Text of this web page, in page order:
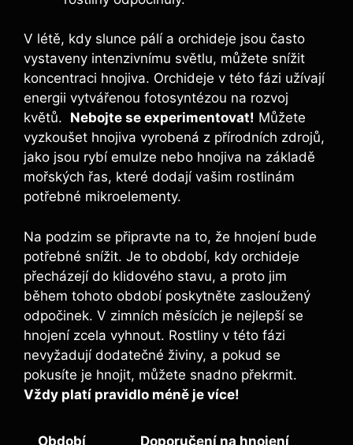
V⁤ létě, kdy slunce pálí a orchideje jsou často
vystaveny intenzivnímu‍ světlu, můžete ⁢snížit
koncentraci hnojiva. Orchideje v této fázi užívají
energii​ vytvářenou fotosyntézou ​na rozvoj
květů. ‍ Nebojte se experimentovat! Můžete
vyzkoušet hnojiva vyrobená ⁢z⁢ přírodních zdrojů,
jako jsou​ rybí⁤ emulze nebo hnojiva na základě
mořských řas, které ‌dodají vašim rostlinám
potřebné mikroelementy.
Na podzim⁤ se ⁣připravte na‍ to, ​že hnojení bude
potřebné snížit.⁣ Je to ⁢období,⁣ kdy ‍orchideje
přecházejí do ⁢klidového stavu, a proto jim
během tohoto ⁤období poskytněte zasloužený
odpočinek. ‌V zimních měsících je nejlepší se
hnojení zcela ​vyhnout.‌ Rostliny v této fázi
nevyžadují dodatečné živiny, a pokud se‍
pokusíte‌ je hnojit, můžete snadno ‌překrmit.
Vždy​ platí pravidlo méně ⁣je více!
Období Doporučení na​ hnojení